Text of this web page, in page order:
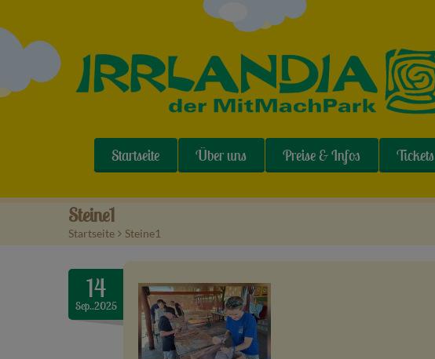
Startseite Über uns Preise & Infos Tickets
Steine1
Startseite > Steine1
14
Sep..2025